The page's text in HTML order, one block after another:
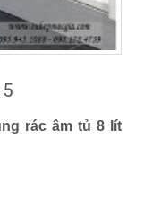
rác âm tủ 8 lít